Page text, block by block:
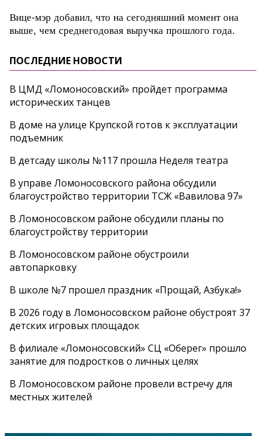
Вице-мэр добавил, что на сегодняшний момент она
выше, чем среднегодовая выручка прошлого года.
ПОСЛЕДНИЕ НОВОСТИ
В ЦМД «Ломоносовский» пройдет программа
исторических танцев
В доме на улице Крупской готов к эксплуатации
подъемник
В детсаду школы №117 прошла Неделя театра
В управе Ломоносовского района обсудили
благоустройство территории ТСЖ «Вавилова 97»
В Ломоносовском районе обсудили планы по
благоустройству территории
В Ломоносовском районе обустроили
автопарковку
В школе №7 прошел праздник «Прощай, Азбука!»
В 2026 году в Ломоносовском районе обустроят 37
детских игровых площадок
В филиале «Ломоносовский» СЦ «Оберег» прошло
занятие для подростков о личных целях
В Ломоносовском районе провели встречу для
местных жителей